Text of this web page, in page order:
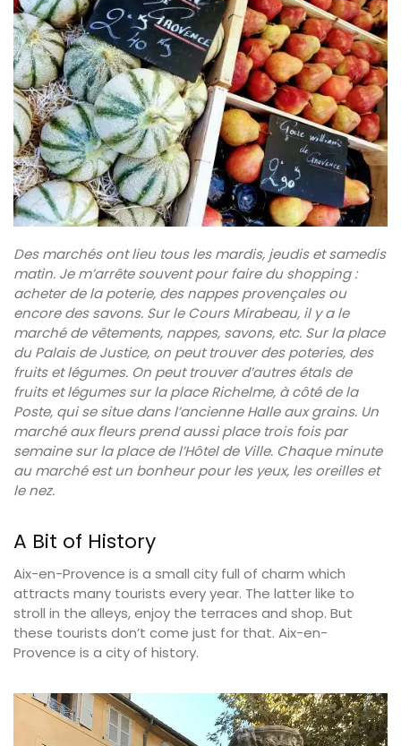
Des marchés ont lieu tous les mardis, jeudis et samedis
matin. Je m’arrête souvent pour faire du shopping :
acheter de la poterie, des nappes provençales ou
encore des savons. Sur le Cours Mirabeau, il y a le
marché de vêtements, nappes, savons, etc. Sur la place
du Palais de Justice, on peut trouver des poteries, des
fruits et légumes. On peut trouver d’autres étals de
fruits et légumes sur la place Richelme, à côté de la
Poste, qui se situe dans l’ancienne Halle aux grains. Un
marché aux fleurs prend aussi place trois fois par
semaine sur la place de l’Hôtel de Ville. Chaque minute
au marché est un bonheur pour les yeux, les oreilles et
le nez.
A Bit of History
Aix-en-Provence is a small city full of charm which
attracts many tourists every year. The latter like to
stroll in the alleys, enjoy the terraces and shop. But
these tourists don’t come just for that. Aix-en-
Provence is a city of history.